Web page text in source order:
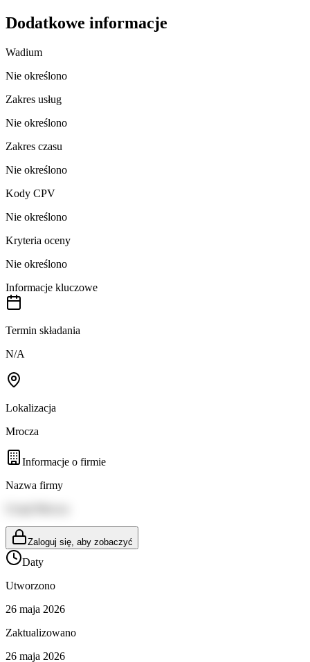
Dodatkowe informacje
Wadium
Nie określono
Zakres usług
Nie określono
Zakres czasu
Nie określono
Kody CPV
Nie określono
Kryteria oceny
Nie określono
Informacje kluczowe
Termin składania
N/A
Lokalizacja
Mrocza
Informacje o firmie
Nazwa firmy
Zaloguj się, aby zobaczyć
Daty
Utworzono
26 maja 2026
Zaktualizowano
26 maja 2026